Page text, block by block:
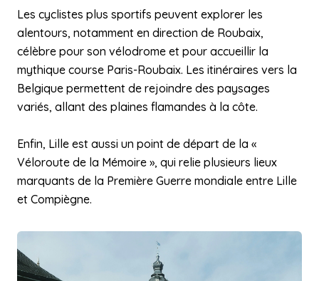
Les cyclistes plus sportifs peuvent explorer les
alentours, notamment en direction de Roubaix,
célèbre pour son vélodrome et pour accueillir la
mythique course Paris-Roubaix. Les itinéraires vers la
Belgique permettent de rejoindre des paysages
variés, allant des plaines flamandes à la côte.
Enfin, Lille est aussi un point de départ de la «
Véloroute de la Mémoire », qui relie plusieurs lieux
marquants de la Première Guerre mondiale entre Lille
et Compiègne.